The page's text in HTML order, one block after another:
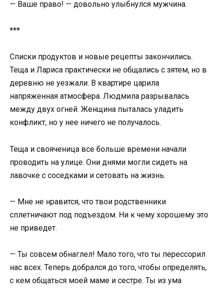
— Ваше право! — довольно улыбнулся мужчина.
***
Списки продуктов и новые рецепты закончились.
Теща и Лариса практически не общались с зятем, но в
деревню не уезжали. В квартире царила
напряженная атмосфера. Людмила разрывалась
между двух огней. Женщина пыталась уладить
конфликт, но у нее ничего не получалось.
Теща и свояченица все больше времени начали
проводить на улице. Они днями могли сидеть на
лавочке с соседками и сетовать на жизнь.
— Мне не нравится, что твои родственники
сплетничают под подъездом. Ни к чему хорошему это
не приведет.
— Ты совсем обнаглел! Мало того, что ты перессорил
нас всех. Теперь добрался до того, чтобы определять,
с кем общаться моей маме и сестре. Ты из ума